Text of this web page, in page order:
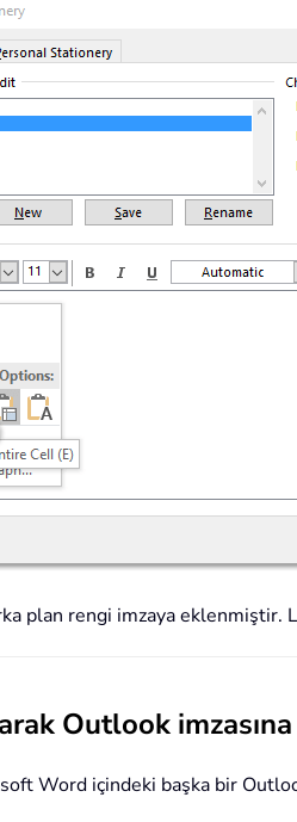
plan rengi imzaya eklenmiştir.
Outlook
Word içindeki başka bir